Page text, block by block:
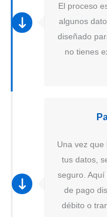
El proceso
algunos
diseñado
no tienes
Una vez que
tus datos,
seguro.
de pago
débito o